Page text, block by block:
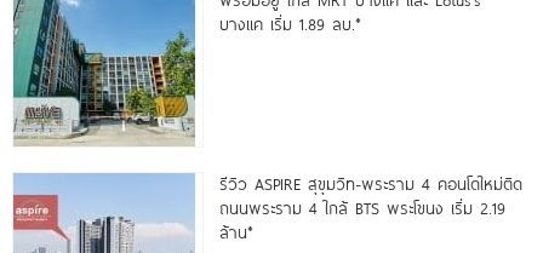
บางแค เริ่ม 1.89 ลบ.*
รีวิว ASPIRE สุขุมวิท-พระราม 4 คอนโดใหม่ติด
ถนนพระราม 4 ใกล้ BTS พระโขนง เริ่ม 2.19
ล้าน*